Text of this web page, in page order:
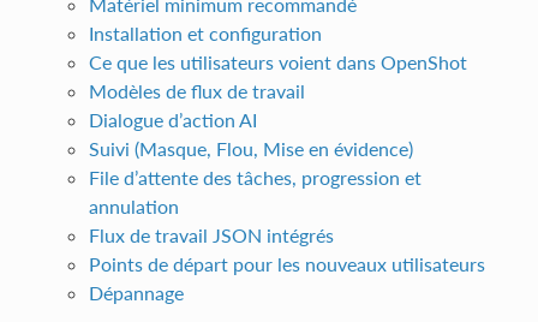
Matériel minimum recommandé
Installation et configuration
Ce que les utilisateurs voient dans OpenShot
Modèles de flux de travail
Dialogue d’action AI
Suivi (Masque, Flou, Mise en évidence)
File d’attente des tâches, progression et
annulation
Flux de travail JSON intégrés
Points de départ pour les nouveaux utilisateurs
Dépannage